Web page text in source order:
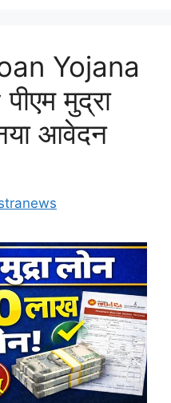
Yojana
मुद्रा
आवेदन